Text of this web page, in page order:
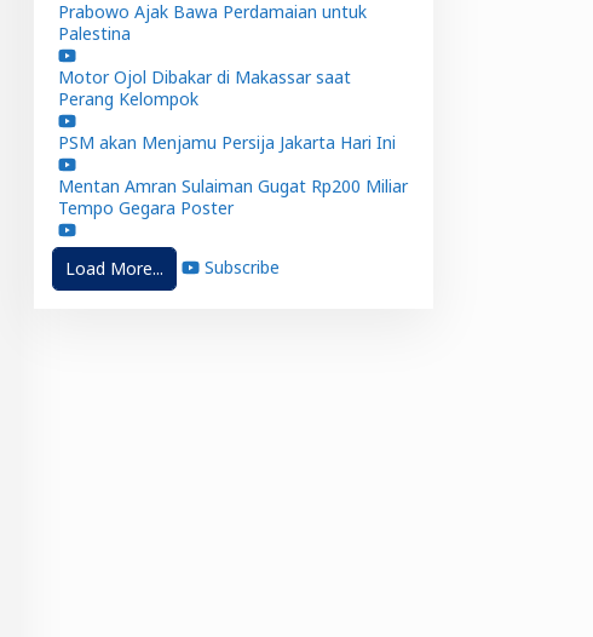
Prabowo Ajak Bawa Perdamaian untuk
Palestina
Motor Ojol Dibakar di Makassar saat
Perang Kelompok
PSM akan Menjamu Persija Jakarta Hari Ini
Mentan Amran Sulaiman Gugat Rp200 Miliar
Tempo Gegara Poster
Load More... Subscribe